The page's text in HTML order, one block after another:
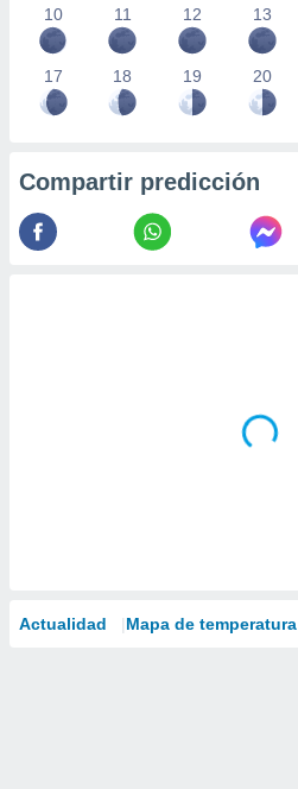
10 11 12 13
17 18 19 20
Compartir predicción
Actualidad Mapa de temperatura